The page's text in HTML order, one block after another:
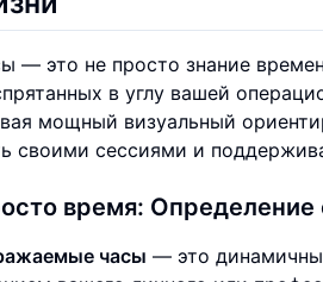
— это не просто знание
в углу вашей
мощный визуальный
своими сессиями и
время:
часы — это